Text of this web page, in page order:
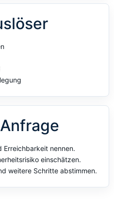
Erreichbarkeit nennen.
einschätzen.
weitere Schritte abstimmen.